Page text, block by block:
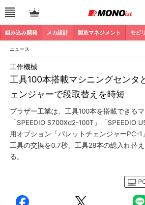
組み込み開発 メカ設計 製造マネジメント モビ
ニュース
工具100本搭載マシニングセンタ
ェンジャーで段取替えを時短
工作機械
ブラザー工業は、工具100本を搭載できる
「SPEEDIO S700Xd2-100T」「SPEEDIO
用オプション「パレットチェンジャーPC-1
工具の交換を0.7秒、工具28本の総入れ替
る。